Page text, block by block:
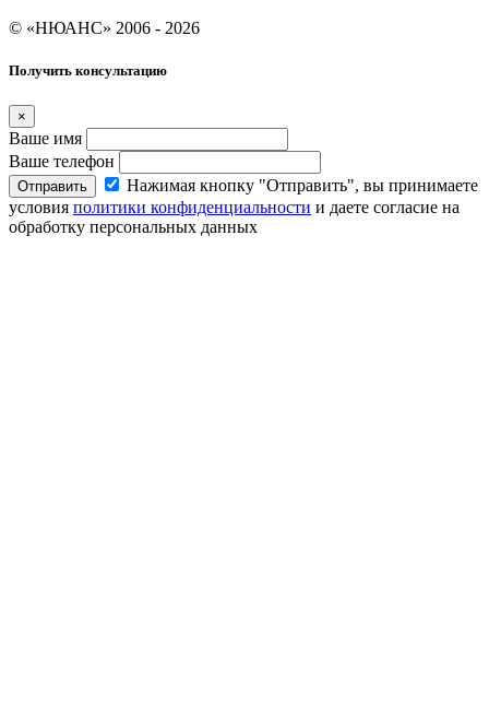
© «НЮАНС» 2006 - 2026
Получить консультацию
×
Ваше имя
Ваше телефон
Отправить
Нажимая кнопку "Отправить", вы принимаете
условия политики конфиденциальности и даете согласие на
обработку персональных данных